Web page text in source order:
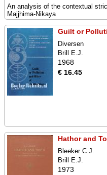
An analysis of the contextual
Majjhima-Nikaya
Guilt or
Diversen
Brill E.J.
1968
€ 16.45
Hathor and
Bleeker C.J.
Brill E.J.
1973